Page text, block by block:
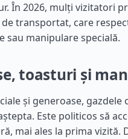
În 2026, mulți vizitatori
transportat, care
sau manipulare specială.
toasturi și
și generoase, gazdele
Este politicos să
mai ales la prima vizită.